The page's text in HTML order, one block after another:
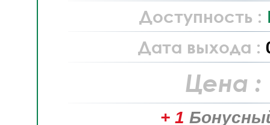
Доступность :
Дата выхода :
Цена :
+ 1